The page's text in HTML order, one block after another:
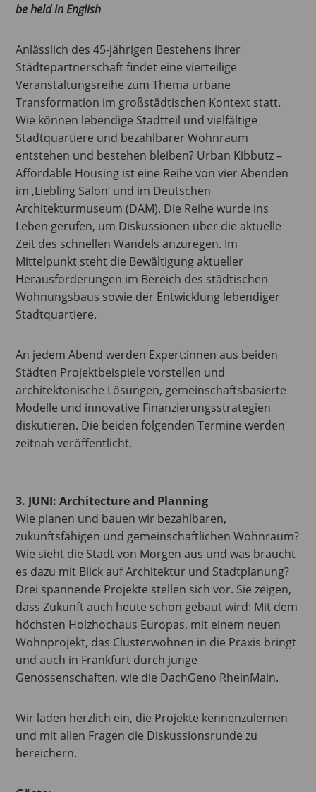
be held in English
Anlässlich des 45-jährigen Bestehens ihrer
Städtepartnerschaft findet eine vierteilige
Veranstaltungsreihe zum Thema urbane
Transformation im großstädtischen Kontext statt.
Wie können lebendige Stadtteil und vielfältige
Stadtquartiere und bezahlbarer Wohnraum
entstehen und bestehen bleiben? Urban Kibbutz –
Affordable Housing ist eine Reihe von vier Abenden
im ‚Liebling Salon‘ und im Deutschen
Architekturmuseum (DAM). Die Reihe wurde ins
Leben gerufen, um Diskussionen über die aktuelle
Zeit des schnellen Wandels anzuregen. Im
Mittelpunkt steht die Bewältigung aktueller
Herausforderungen im Bereich des städtischen
Wohnungsbaus sowie der Entwicklung lebendiger
Stadtquartiere.
An jedem Abend werden Expert:innen aus beiden
Städten Projektbeispiele vorstellen und
architektonische Lösungen, gemeinschaftsbasierte
Modelle und innovative Finanzierungsstrategien
diskutieren. Die beiden folgenden Termine werden
zeitnah veröffentlicht.
3. JUNI: Architecture and Planning
Wie planen und bauen wir bezahlbaren,
zukunftsfähigen und gemeinschaftlichen Wohnraum?
Wie sieht die Stadt von Morgen aus und was braucht
es dazu mit Blick auf Architektur und Stadtplanung?
Drei spannende Projekte stellen sich vor. Sie zeigen,
dass Zukunft auch heute schon gebaut wird: Mit dem
höchsten Holzhochaus Europas, mit einem neuen
Wohnprojekt, das Clusterwohnen in die Praxis bringt
und auch in Frankfurt durch junge
Genossenschaften, wie die DachGeno RheinMain.
Wir laden herzlich ein, die Projekte kennenzulernen
und mit allen Fragen die Diskussionsrunde zu
bereichern.